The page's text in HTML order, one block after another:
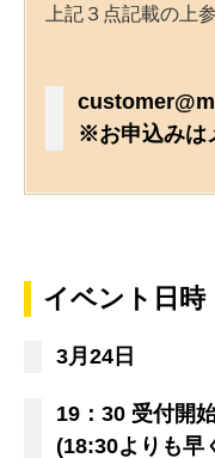
上記３点記載の上
※お申込みは
イベント日時
3月24日
19：30 受付開
(18:30よりも早